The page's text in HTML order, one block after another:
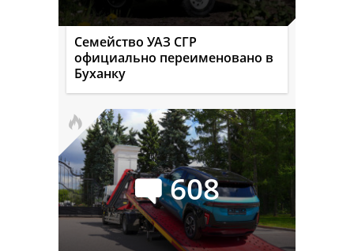
Семейство УАЗ СГР
официально переименовано в
Буханку
608